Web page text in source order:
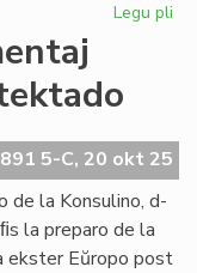
Legu pli
5-C, 20 okt 25
de la Konsulino, d-
la preparo de la
ekster Eŭropo post